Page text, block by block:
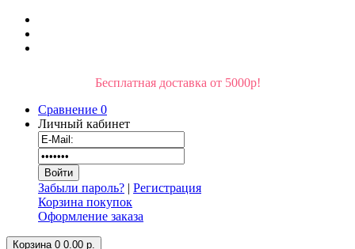
Бесплатная доставка от 5000р!
Сравнение 0
Личный кабинет
Забыли пароль? | Регистрация
Корзина покупок
Оформление заказа
Корзина 0 0.00 р.